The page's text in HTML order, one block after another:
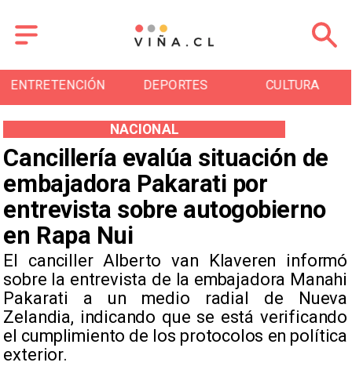
ENTRETENCIÓN DEPORTES CULTURA
Cancillería evalúa situación de
embajadora Pakarati por
entrevista sobre autogobierno
en Rapa Nui
El canciller Alberto van Klaveren informó
sobre la entrevista de la embajadora Manahi
Pakarati a un medio radial de Nueva
Zelandia, indicando que se está verificando
el cumplimiento de los protocolos en política
exterior.
NACIONAL